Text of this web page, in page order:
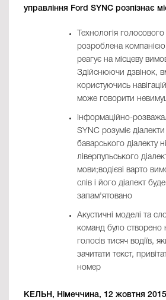
управління Ford SYNC розпізнає
Технологія
розроблена
реагує на місцеву
Здійснюючи дзвінок,
користуючись
може говорити
Інформаційно-
SYNC розуміє
баварського діалекту
ліверпульського
мови;водієві варто
слів і його діалект
запам'ятовано
Акустичні моделі та
команд було створено
голосів тисяч водіїв,
зачитати текст,
номер
КЕЛЬН, Німеччина, 12 жовтня